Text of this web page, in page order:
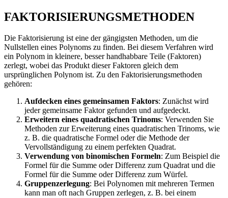
FAKTORISIERUNGSMETHODEN
Die Faktorisierung ist eine der gängigsten Methoden, um die
Nullstellen eines Polynoms zu finden. Bei diesem Verfahren wird
ein Polynom in kleinere, besser handhabbare Teile (Faktoren)
zerlegt, wobei das Produkt dieser Faktoren gleich dem
ursprünglichen Polynom ist. Zu den Faktorisierungsmethoden
gehören:
Aufdecken eines gemeinsamen Faktors: Zunächst wird
jeder gemeinsame Faktor gefunden und aufgedeckt.
Erweitern eines quadratischen Trinoms: Verwenden Sie
Methoden zur Erweiterung eines quadratischen Trinoms, wie
z. B. die quadratische Formel oder die Methode der
Vervollständigung zu einem perfekten Quadrat.
Verwendung von binomischen Formeln: Zum Beispiel die
Formel für die Summe oder Differenz zum Quadrat und die
Formel für die Summe oder Differenz zum Würfel.
Gruppenzerlegung: Bei Polynomen mit mehreren Termen
kann man oft nach Gruppen zerlegen, z. B. bei einem